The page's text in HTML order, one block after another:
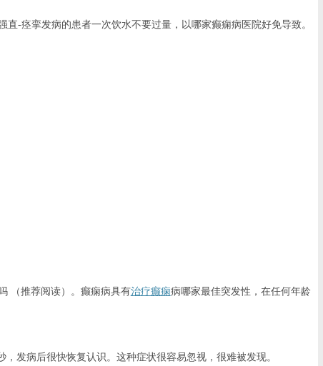
-痉挛发病的患者一次饮水不要过量，以哪家癫痫病医院好免导致。
（推荐阅读）。癫痫病具有治疗癫痫病哪家最佳突发性，在任何年龄
发病后很快恢复认识。这种症状很容易忽视，很难被发现。